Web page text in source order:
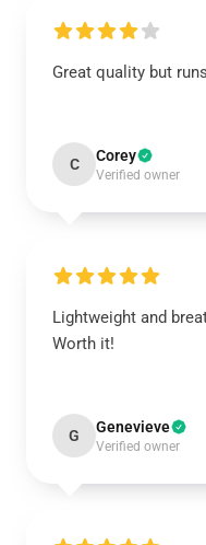
Great quality but
C Corey
Verified owner
Lightweight and
Worth it!
G Genevieve
Verified owner